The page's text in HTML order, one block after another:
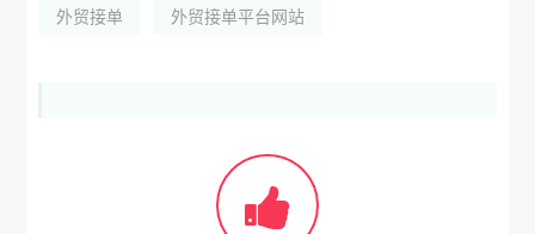
外贸接单 外贸接单平台网站